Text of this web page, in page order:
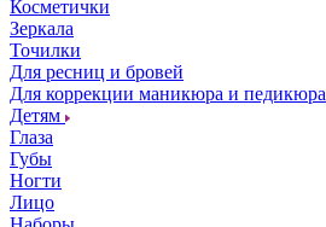
Косметички
Зеркала
Точилки
Для ресниц и бровей
Для коррекции маникюра и педикюра
Детям
Глаза
Губы
Ногти
Лицо